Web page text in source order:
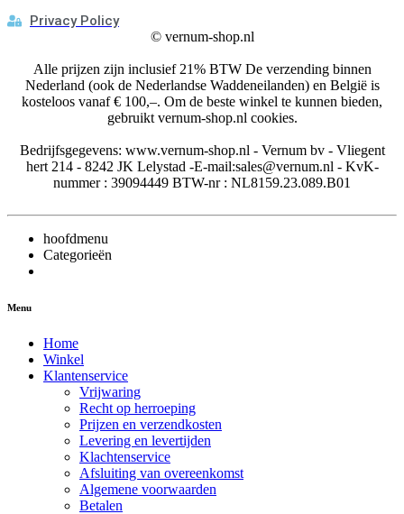
Privacy Policy
© vernum-shop.nl
Alle prijzen zijn inclusief 21% BTW De verzending binnen
Nederland (ook de Nederlandse Waddeneilanden) en België is
kosteloos vanaf € 100,–. Om de beste winkel te kunnen bieden,
gebruikt vernum-shop.nl cookies.
Bedrijfsgegevens: www.vernum-shop.nl - Vernum bv - Vliegent
hert 214 - 8242 JK Lelystad -E-mail:sales@vernum.nl - KvK-
nummer : 39094449 BTW-nr : NL8159.23.089.B01
hoofdmenu
Categorieën
Menu
Home
Winkel
Klantenservice
Vrijwaring
Recht op herroeping
Prijzen en verzendkosten
Levering en levertijden
Klachtenservice
Afsluiting van overeenkomst
Algemene voorwaarden
Betalen